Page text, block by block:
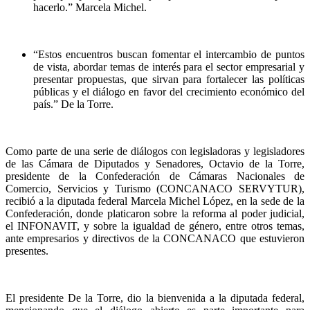
hacerlo.” Marcela Michel.
“Estos encuentros buscan fomentar el intercambio de puntos
de vista, abordar temas de interés para el sector empresarial y
presentar propuestas, que sirvan para fortalecer las políticas
públicas y el diálogo en favor del crecimiento económico del
país.” De la Torre.
Como parte de una serie de diálogos con legisladoras y legisladores
de las Cámara de Diputados y Senadores, Octavio de la Torre,
presidente de la Confederación de Cámaras Nacionales de
Comercio, Servicios y Turismo (CONCANACO SERVYTUR),
recibió a la diputada federal Marcela Michel López, en la sede de la
Confederación, donde platicaron sobre la reforma al poder judicial,
el INFONAVIT, y sobre la igualdad de género, entre otros temas,
ante empresarios y directivos de la CONCANACO que estuvieron
presentes.
El presidente De la Torre, dio la bienvenida a la diputada federal,